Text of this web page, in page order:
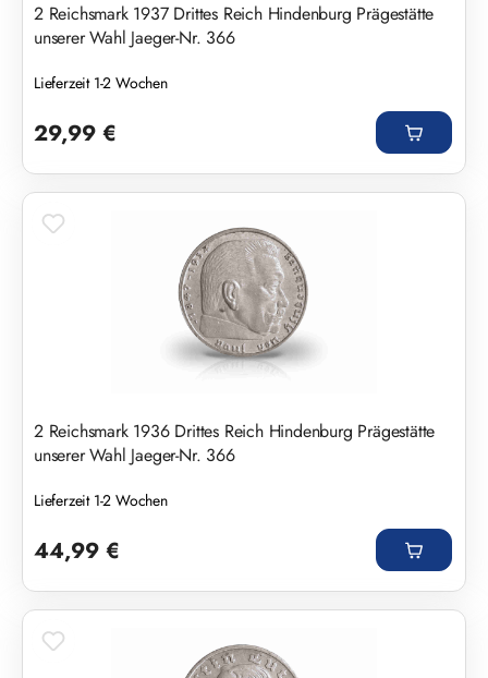
2 Reichsmark 1937 Drittes Reich Hindenburg Prägestätte
unserer Wahl Jaeger-Nr. 366
Lieferzeit 1-2 Wochen
29,99 €
2 Reichsmark 1936 Drittes Reich Hindenburg Prägestätte
unserer Wahl Jaeger-Nr. 366
Lieferzeit 1-2 Wochen
44,99 €